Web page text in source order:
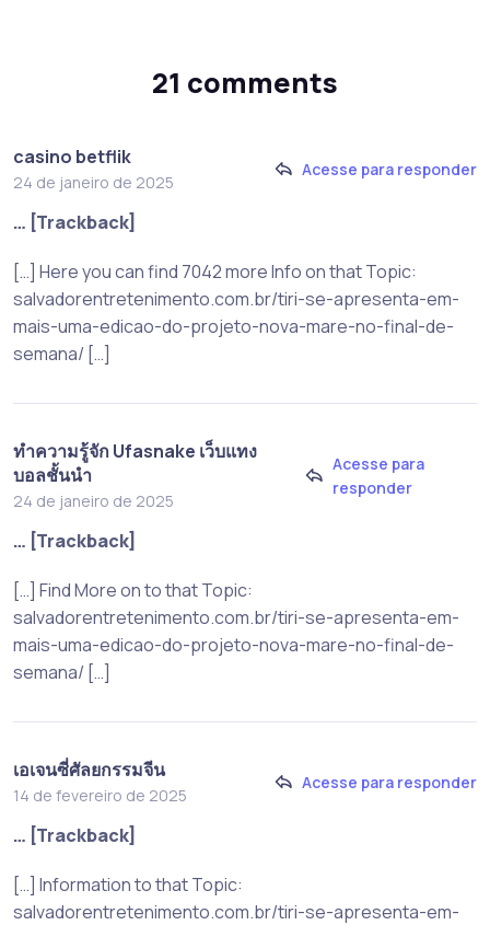
21 comments
casino betflik
24 de janeiro de 2025
Acesse para responder
… [Trackback]
[…] Here you can find 7042 more Info on that Topic:
salvadorentretenimento.com.br/tiri-se-apresenta-em-
mais-uma-edicao-do-projeto-nova-mare-no-final-de-
semana/ […]
ทำความรู้จัก Ufasnake เว็บแทง
บอลชั้นนำ
24 de janeiro de 2025
Acesse para
responder
… [Trackback]
[…] Find More on to that Topic:
salvadorentretenimento.com.br/tiri-se-apresenta-em-
mais-uma-edicao-do-projeto-nova-mare-no-final-de-
semana/ […]
เอเจนซี่ศัลยกรรมจีน
14 de fevereiro de 2025
Acesse para responder
… [Trackback]
[…] Information to that Topic:
salvadorentretenimento.com.br/tiri-se-apresenta-em-